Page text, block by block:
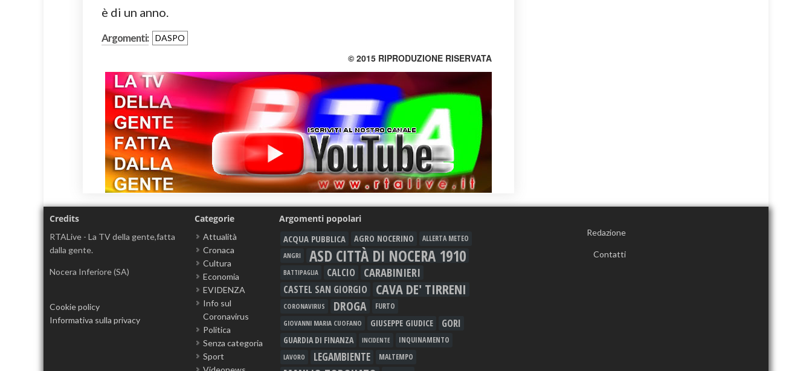
è di un anno.
Argomenti: DASPO
© 2015 RIPRODUZIONE RISERVATA
Credits
RTALive - La TV della gente,fatta
dalla gente.
Nocera Inferiore (SA)
Cookie policy
Informativa sulla privacy
Categorie
Attualità
Cronaca
Cultura
Economia
EVIDENZA
Info sul
Coronavirus
Politica
Senza categoria
Sport
Argomenti popolari
ACQUA PUBBLICA AGRO NOCERINO
ALLERTA METEO
ANGRI
ASD CITTÀ DI NOCERA 1910
BATTIPAGLIA CALCIO CARABINIERI
CASTEL SAN GIORGIO CAVA DE' TIRRENI
CORONAVIRUS DROGA FURTO
GIOVANNI MARIA CUOFANO GIUSEPPE GIUDICE GORI
GUARDIA DI FINANZA INCIDENTE INQUINAMENTO
LAVORO LEGAMBIENTE MALTEMPO
Redazione
Contatti